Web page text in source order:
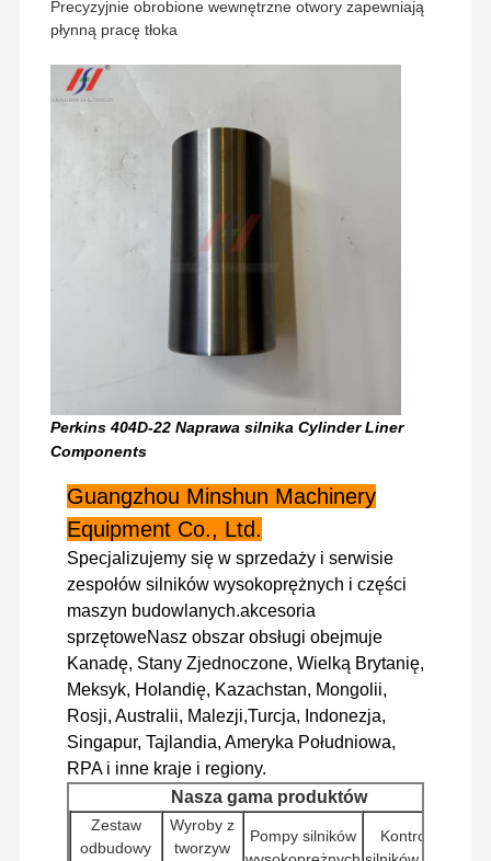
Wycieczka
Sprawy
Silnik Perkinsa
Silnik Yanmar
Silnik Kubota
Silnik CUMMINS
Precyzyjnie obrobione wewnętrzne otwory zapewniają
płynną pracę tłoka
Perkins 404D-22 Naprawa silnika Cylinder Liner
Components
Guangzhou Minshun Machinery
Equipment Co., Ltd.
Specjalizujemy się w sprzedaży i serwisie
zespołów silników wysokoprężnych i części
maszyn budowlanych.akcesoria
sprzętoweNasz obszar obsługi obejmuje
Kanadę, Stany Zjednoczone, Wielką Brytanię,
Meksyk, Holandię, Kazachstan, Mongolii,
Rosji, Australii, Malezji,Turcja, Indonezja,
Singapur, Tajlandia, Ameryka Południowa,
RPA i inne kraje i regiony.
Nasza gama produktów
Zestaw
odbudowy
Wyroby z
tworzyw
Pompy silników
Kontrolery